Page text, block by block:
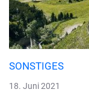
SONSTIGES
18. Juni 2021